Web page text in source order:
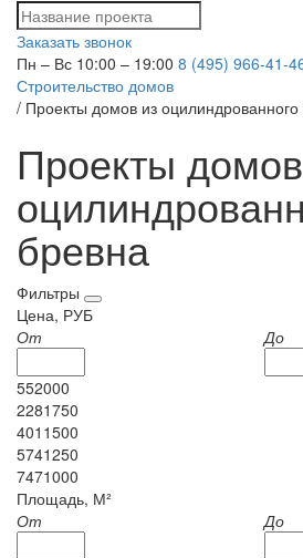
Заказать звонок
Пн – Вс 10:00 – 19:00 8 (495) 966-41-
Строительство домов
/ Проекты домов из оцилиндрованного
Проекты
бревна
Фильтры
Цена, РУБ
От
До
552000
2281750
4011500
5741250
7471000
Площадь, М²
От
До